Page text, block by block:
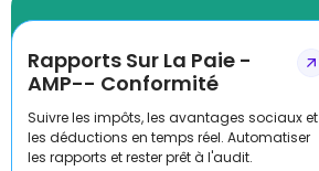
Rapports Sur La Paie -
AMP-- Conformité
Suivre les impôts, les avantages sociaux et
les déductions en temps réel. Automatiser
les rapports et rester prêt à l'audit.